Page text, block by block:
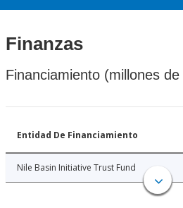
Finanzas
Financiamiento (millones de
Entidad De Financiamiento
Nile Basin Initiative Trust Fund